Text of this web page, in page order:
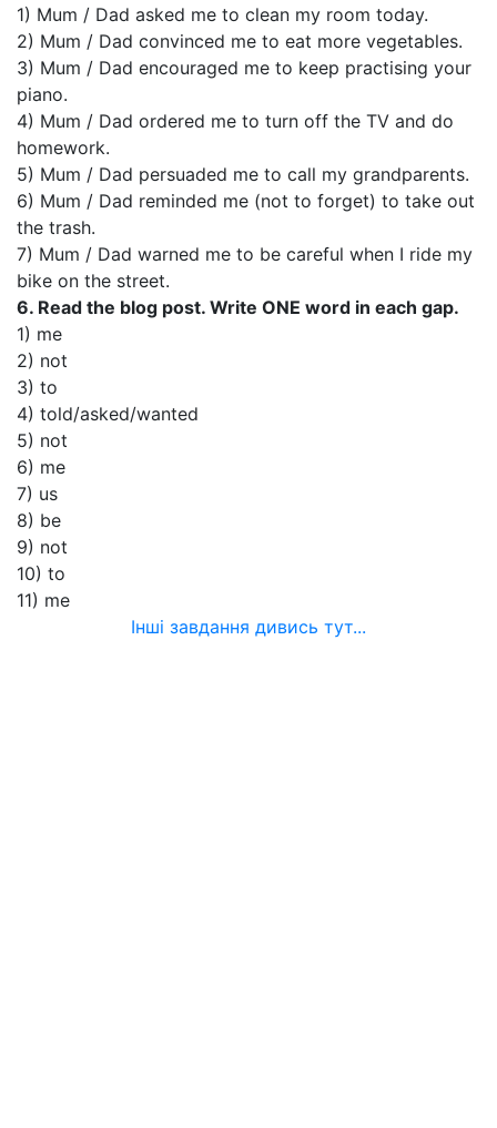
1) Mum / Dad asked me to clean my room today.
2) Mum / Dad convinced me to eat more vegetables.
3) Mum / Dad encouraged me to keep practising your
piano.
4) Mum / Dad ordered me to turn off the TV and do
homework.
5) Mum / Dad persuaded me to call my grandparents.
6) Mum / Dad reminded me (not to forget) to take out
the trash.
7) Mum / Dad warned me to be careful when I ride my
bike on the street.
6. Read the blog post. Write ONE word in each gap.
1) me
2) not
3) to
4) told/asked/wanted
5) not
6) me
7) us
8) be
9) not
10) to
11) me
Інші завдання дивись тут...